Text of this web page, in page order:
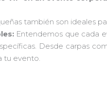
también son ideales
Entendemos que cada
Desde carpas
tu evento.